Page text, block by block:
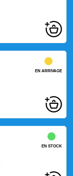
EN ARRIVAGE
EN STOCK